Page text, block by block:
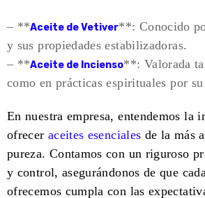
– **Aceite de Vetiver**: Conocido
y sus propiedades estabilizadoras.
– **Aceite de Incienso**: Valorada
como en prácticas espirituales por
En nuestra empresa, entendemos la
ofrecer aceites esenciales de la más
pureza. Contamos con un riguroso
y control, asegurándonos de que
ofrecemos cumpla con las